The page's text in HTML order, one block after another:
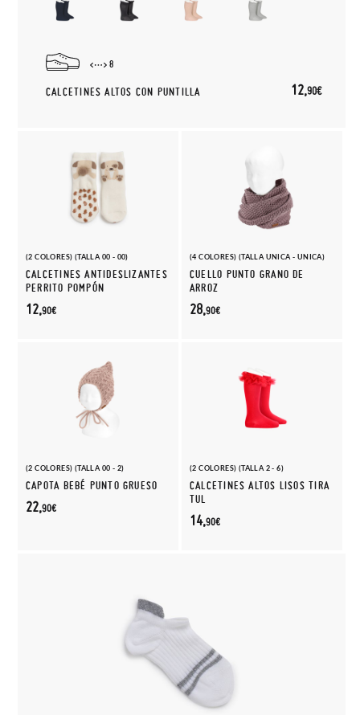
8
CALCETINES ALTOS CON PUNTILLA 12,90€
(2 COLORES) (TALLA 00 - 00)
CALCETINES ANTIDESLIZANTES
PERRITO POMPÓN
12,90€
(4 COLORES) (TALLA UNICA - UNICA)
CUELLO PUNTO GRANO DE
ARROZ
28,90€
(2 COLORES) (TALLA 00 - 2)
CAPOTA BEBÉ PUNTO GRUESO
22,90€
(2 COLORES) (TALLA 2 - 6)
CALCETINES ALTOS LISOS TIRA
TUL
14,90€